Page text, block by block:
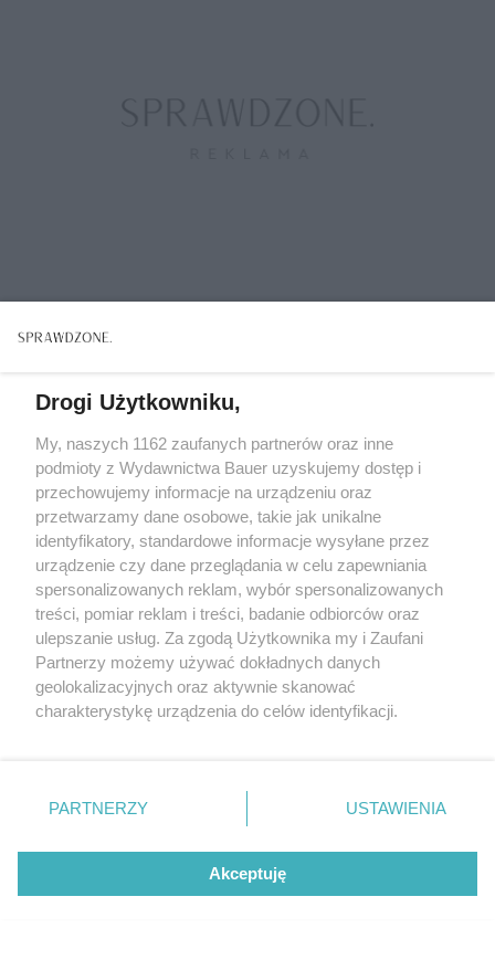
Drogi Użytkowniku,
My, naszych 1162 zaufanych partnerów oraz inne
podmioty z Wydawnictwa Bauer uzyskujemy dostęp i
przechowujemy informacje na urządzeniu oraz
przetwarzamy dane osobowe, takie jak unikalne
identyfikatory, standardowe informacje wysyłane przez
urządzenie czy dane przeglądania w celu zapewniania
spersonalizowanych reklam, wybór spersonalizowanych
treści, pomiar reklam i treści, badanie odbiorców oraz
ulepszanie usług. Za zgodą Użytkownika my i Zaufani
Partnerzy możemy używać dokładnych danych
geolokalizacyjnych oraz aktywnie skanować
charakterystykę urządzenia do celów identyfikacji.
zmienić/wycofać klikając przycisk ustawień prywatności
znajdujący się w lewym dolnym rogu strony
rodzaje przetwarzania danych nie wymagają zgody
użytkownika, ale masz prawo sprzeciwić się takiemu
PARTNERZY USTAWIENIA
Akceptuję